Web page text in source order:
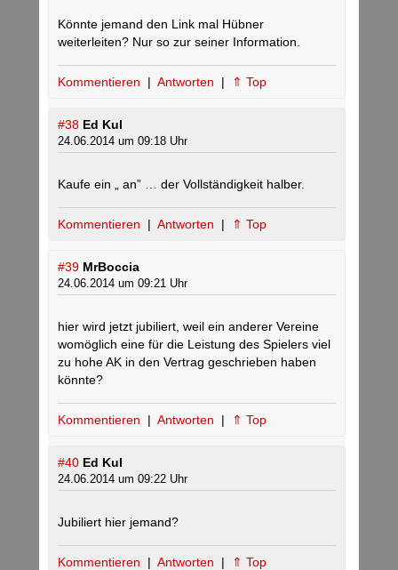
Könnte jemand den Link mal Hübner
weiterleiten? Nur so zur seiner Information.
Kommentieren | Antworten | ⇑ Top
#38 Ed Kul
24.06.2014 um 09:18 Uhr
Kaufe ein „ an” … der Vollständigkeit halber.
Kommentieren | Antworten | ⇑ Top
#39 MrBoccia
24.06.2014 um 09:21 Uhr
hier wird jetzt jubiliert, weil ein anderer Vereine
womöglich eine für die Leistung des Spielers viel
zu hohe AK in den Vertrag geschrieben haben
könnte?
Kommentieren | Antworten | ⇑ Top
#40 Ed Kul
24.06.2014 um 09:22 Uhr
Jubiliert hier jemand?
Kommentieren | Antworten | ⇑ Top